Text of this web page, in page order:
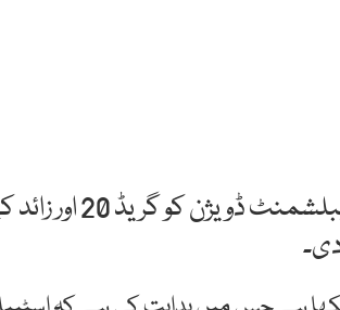
اسلام آباد: الیکشن